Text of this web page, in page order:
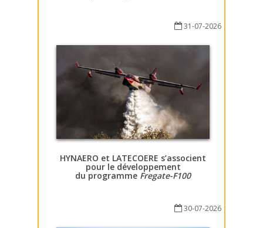
31-07-2026
HYNAERO et LATECOERE s’associent
pour le développement
du programme Fregate-F100
30-07-2026